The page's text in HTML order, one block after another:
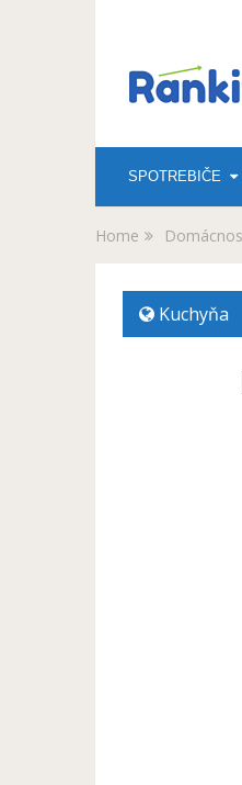
SPOTREBIČE
Home
Kuchyňa